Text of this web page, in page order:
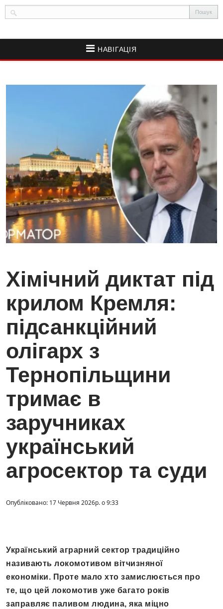
НАВІГАЦІЯ
Хімічний диктат під
крилом Кремля:
підсанкційний
олігарх з
Тернопільщини
тримає в
заручниках
український
агросектор та суди
Опубліковано: 17 Червня 2026р. о 9:33
Український аграрний сектор традиційно
називають локомотивом вітчизняної
економіки. Проте мало хто замислюється про
те, що цей локомотив уже багато років
заправляє паливом людина, яка міцно